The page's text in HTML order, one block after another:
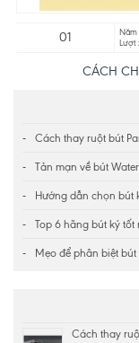
01
Năm
Lượt
CÁCH
Cách thay ruột bút
Tản mạn về bút
Hướng dẫn chọn bút
Top 6 hãng bút ký tốt
Mẹo để phân biệt
Cách thay